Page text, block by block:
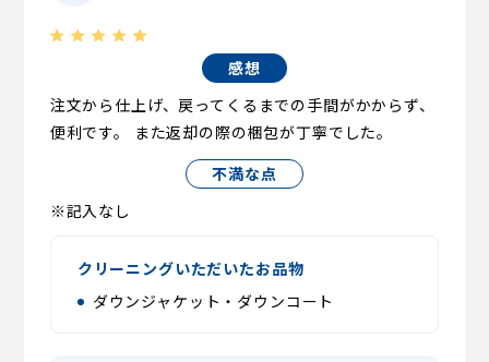
感想
注文から仕上げ、戻ってくるまでの手間がかからず、
便利です。 また返却の際の梱包が丁寧でした。
不満な点
※記入なし
クリーニングいただいたお品物
ダウンジャケット・ダウンコート